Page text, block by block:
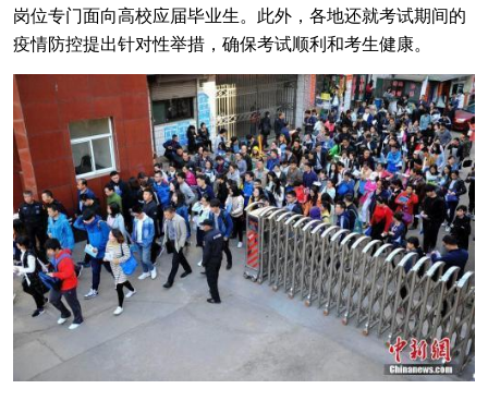
岗位专门面向高校应届毕业生。此外，各地还就考试期间的
疫情防控提出针对性举措，确保考试顺利和考生健康。